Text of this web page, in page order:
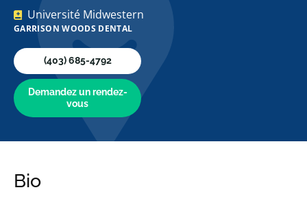
Université Midwestern
GARRISON WOODS DENTAL
(403) 685-4792
Demandez un rendez-
vous
Bio